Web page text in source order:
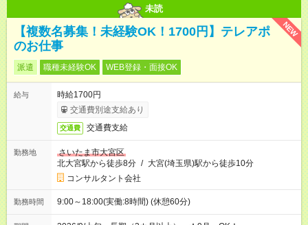
未読
NEW
【複数名募集！未経験OK！1700円】テレアポ
のお仕事
派遣 職種未経験OK WEB登録・面接OK
給与
時給1700円
交通費別途支給あり
交通費 交通費支給
勤務地
さいたま市大宮区
北大宮駅から徒歩8分 / 大宮(埼玉県)駅から徒歩10分
コンサルタント会社
勤務時間 9:00～18:00(実働:8時間) (休憩60分)